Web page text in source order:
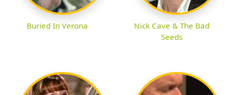
Buried In Verona
Nick Cave & The Bad
Seeds